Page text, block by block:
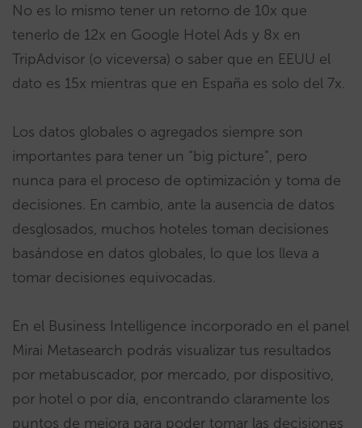
No es lo mismo tener un retorno de 10x que
tenerlo de 12x en Google Hotel Ads y 8x en
TripAdvisor (o viceversa) o saber que en EEUU el
dato es 15x mientras que en España es solo del 7x.
Los datos globales o agregados siempre son
importantes para tener un “big picture”, pero
nunca para el proceso de optimización y toma de
decisiones. En cambio, ante la ausencia de datos
desglosados, muchos hoteles toman decisiones
basándose en datos globales, lo que los lleva a
tomar decisiones equivocadas.
En el Business Intelligence incorporado en el panel
Mirai Metasearch podrás visualizar tus resultados
por metabuscador, por mercado, por dispositivo,
por hotel o por día, encontrando claramente los
puntos de mejora para poder tomar las decisiones